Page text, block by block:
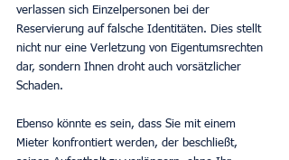
verlassen sich Einzelpersonen bei der
Reservierung auf falsche Identitäten. Dies stellt
nicht nur eine Verletzung von Eigentumsrechten
dar, sondern Ihnen droht auch vorsätzlicher
Schaden.
Ebenso könnte es sein, dass Sie mit einem
Mieter konfrontiert werden, der beschließt,